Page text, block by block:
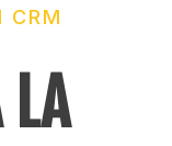
CRM